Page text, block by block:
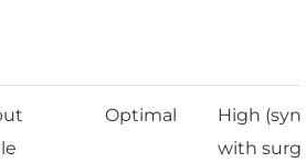
Optimal
High
with